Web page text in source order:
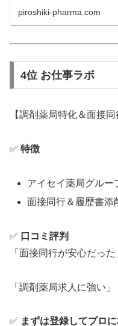
piroshiki-pharma.com
4位 お仕事ラボ
【調剤薬局特化＆面接
✅ 特徴
アイセイ薬局グルー
面接同行＆履歴書
✅ 口コミ評判
「面接同行が安心だった
「調剤薬局求人に強い」
✅ まずは登録してプロに